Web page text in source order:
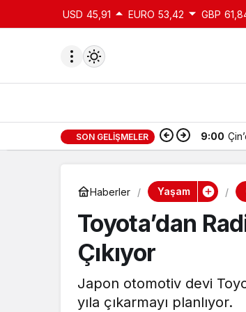
USD 45,91 EURO 53,42 GBP
SON GELIŞMELER 9:00
Haberler Yaşam
Toyota’dan
Çıkıyor
Japon otomotiv devi
yıla çıkarmayı planlıyor.